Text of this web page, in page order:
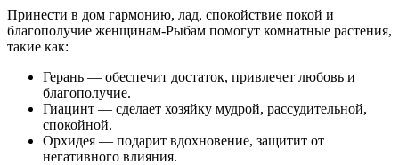
Принести в дом гармонию, лад, спокойствие покой и
благополучие женщинам-Рыбам помогут комнатные растения,
такие как:
Герань — обеспечит достаток, привлечет любовь и
благополучие.
Гиацинт — сделает хозяйку мудрой, рассудительной,
спокойной.
Орхидея — подарит вдохновение, защитит от
негативного влияния.